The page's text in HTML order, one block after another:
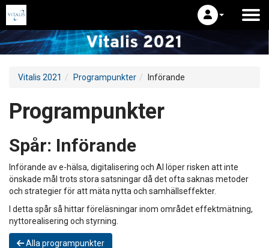
Vitalis 2021 Programpunkter Införande
Programpunkter
Spår: Införande
Införande av e-hälsa, digitalisering och AI löper risken att inte
önskade mål trots stora satsningar då det ofta saknas metoder
och strategier för att mäta nytta och samhällseffekter.
I detta spår så hittar föreläsningar inom området effektmätning,
nyttorealisering och styrning.
Alla programpunkter